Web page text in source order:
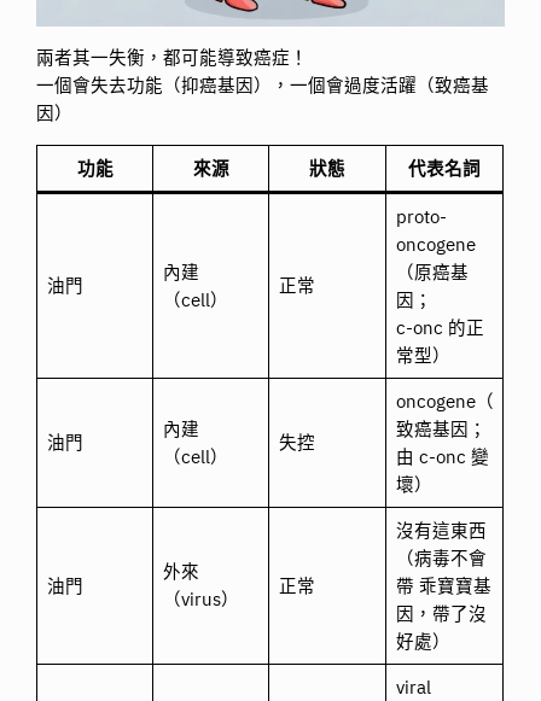
兩者其一失衡，都可能導致癌症！
一個會失去功能（抑癌基因），一個會過度活躍（致癌基
因）
功能 來源 狀態 代表名詞
油門
內建
（cell）
正常
proto-
oncogene
（原癌基
因；
c-onc 的正
常型）
油門
內建
（cell）
失控
oncogene（
致癌基因；
由 c-onc 變
壞）
油門
外來
（virus）
正常
沒有這東西
（病毒不會
帶 乖寶寶基
因，帶了沒
好處）
viral